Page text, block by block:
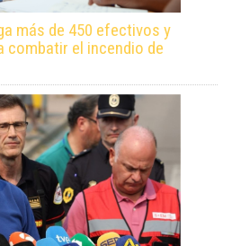
más de 450 efectivos y
combatir el incendio de